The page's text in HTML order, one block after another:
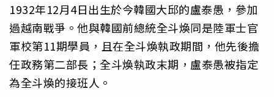
1932年12月4日出生於今韓國大邱的盧泰愚，參加
過越南戰爭。他與韓國前總統全斗煥同是陸軍士官
軍校第11期學員，且在全斗煥執政期間，他先後擔
任政務第二部長；全斗煥執政末期，盧泰愚被指定
為全斗煥的接班人。